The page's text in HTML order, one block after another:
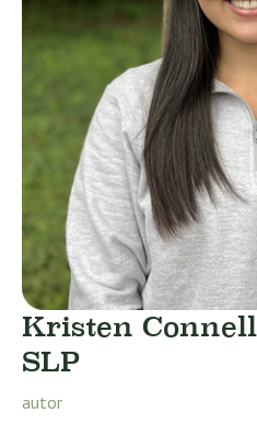
Kristen
SLP
autor